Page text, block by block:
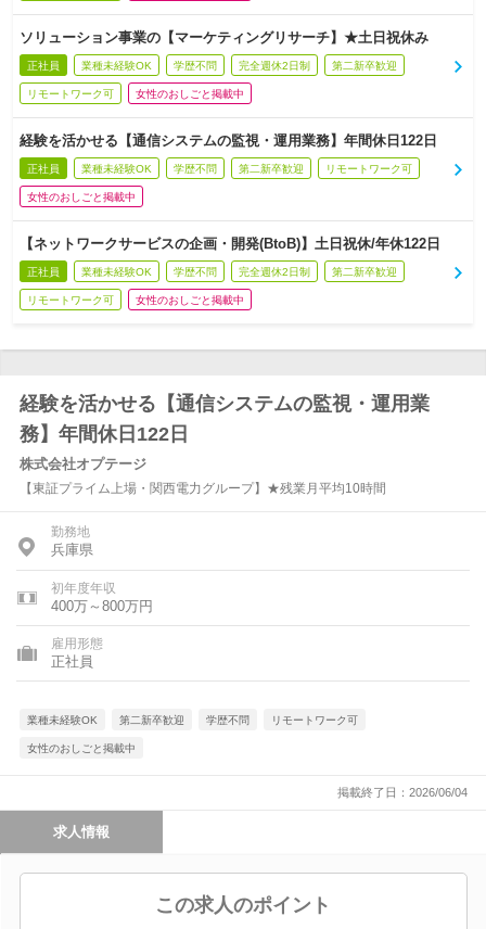
ソリューション事業の【マーケティングリサーチ】★土日祝休み
正社員 業種未経験OK 学歴不問 完全週休2日制 第二新卒歓迎
リモートワーク可 女性のおしごと掲載中
経験を活かせる【通信システムの監視・運用業務】年間休日122日
正社員 業種未経験OK 学歴不問 第二新卒歓迎 リモートワーク可
女性のおしごと掲載中
【ネットワークサービスの企画・開発(BtoB)】土日祝休/年休122日
正社員 業種未経験OK 学歴不問 完全週休2日制 第二新卒歓迎
リモートワーク可 女性のおしごと掲載中
経験を活かせる【通信システムの監視・運用業
務】年間休日122日
株式会社オプテージ
【東証プライム上場・関西電力グループ】★残業月平均10時間
勤務地
兵庫県
初年度年収
400万～800万円
雇用形態
正社員
業種未経験OK 第二新卒歓迎 学歴不問 リモートワーク可
女性のおしごと掲載中
掲載終了日：2026/06/04
求人情報
この求人のポイント